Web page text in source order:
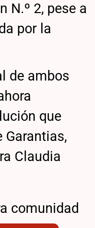
N.º 2, pese a
por la
de ambos
que
Claudia
comunidad